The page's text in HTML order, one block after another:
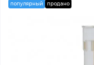
популярный продано